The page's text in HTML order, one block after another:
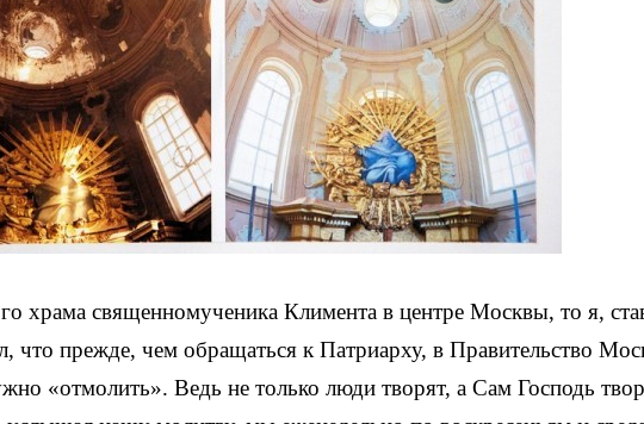
храма священномученика Климента в центре Москвы, то я,
что прежде, чем обращаться к Патриарху, в Правительство
«отмолить». Ведь не только люди творят, а Сам Господь